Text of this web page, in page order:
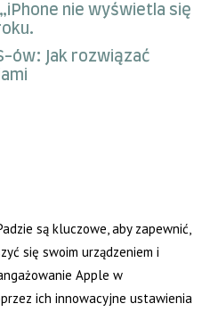
nie wyświetla się
ów: Jak rozwiązać
są kluczowe, aby zapewnić,
się swoim urządzeniem i
Apple w
ich innowacyjne ustawienia